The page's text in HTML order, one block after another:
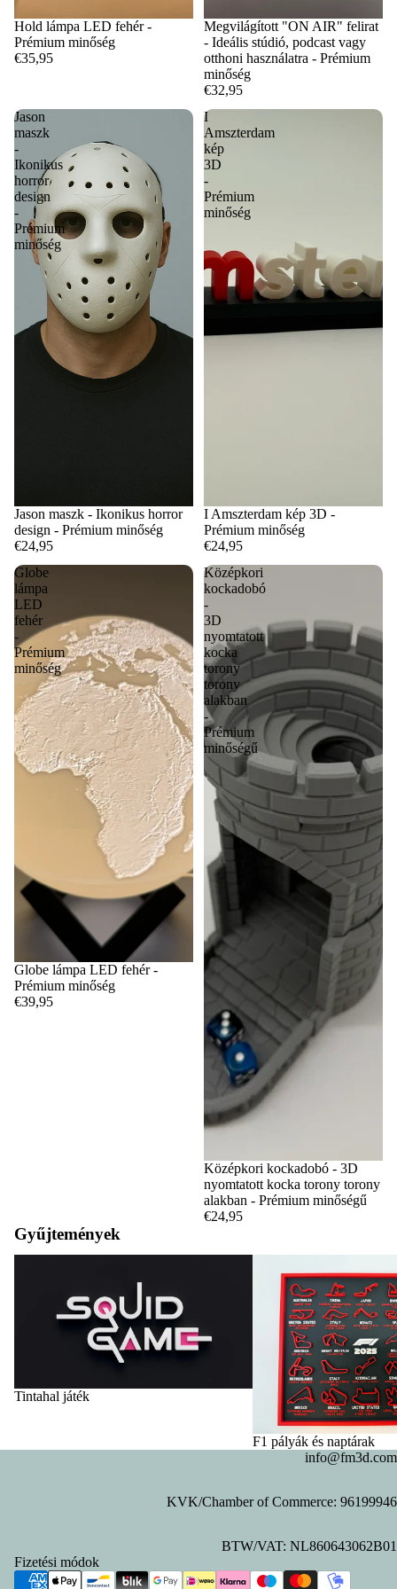
Hold lámpa LED fehér -
Prémium minőség
€35,95
Megvilágított "ON AIR" felirat
- Ideális stúdió, podcast vagy
otthoni használatra - Prémium
minőség
€32,95
Jason
maszk
-
Ikonikus
horror
design
-
Prémium
minőség
Jason maszk - Ikonikus horror
design - Prémium minőség
€24,95
I
Amszterdam
kép
3D
-
Prémium
minőség
I Amszterdam kép 3D -
Prémium minőség
€24,95
Globe
lámpa
LED
fehér
-
Prémium
minőség
Globe lámpa LED fehér -
Prémium minőség
€39,95
Középkori
kockadobó
-
3D
nyomtatott
kocka
torony
torony
alakban
-
Prémium
minőségű
Középkori kockadobó - 3D
nyomtatott kocka torony torony
alakban - Prémium minőségű
€24,95
Gyűjtemények
Tintahal játék
F1 pályák és naptárak
info@fm3d.com
KVK/Chamber of Commerce: 96199946
BTW/VAT: NL860643062B01
Fizetési módok
Kapcsolattartási adatok